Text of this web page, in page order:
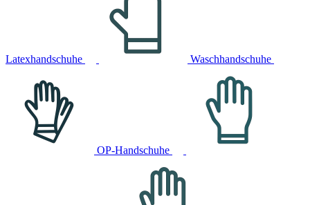
Latexhandschuhe Waschhandschuhe
OP-Handschuhe